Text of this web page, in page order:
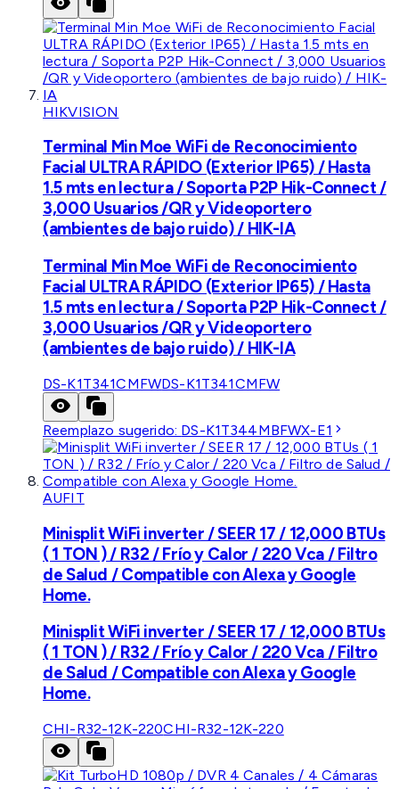
HIKVISION
Terminal Min Moe WiFi de Reconocimiento
Facial ULTRA RÁPIDO (Exterior IP65) / Hasta
1.5 mts en lectura / Soporta P2P Hik-Connect /
3,000 Usuarios /QR y Videoportero
(ambientes de bajo ruido) / HIK-IA
Terminal Min Moe WiFi de Reconocimiento
Facial ULTRA RÁPIDO (Exterior IP65) / Hasta
1.5 mts en lectura / Soporta P2P Hik-Connect /
3,000 Usuarios /QR y Videoportero
(ambientes de bajo ruido) / HIK-IA
DS-K1T341CMFWDS-K1T341CMFW
Reemplazo sugerido: DS-K1T344MBFWX-E1
AUFIT
Minisplit WiFi inverter / SEER 17 / 12,000 BTUs
( 1 TON ) / R32 / Frío y Calor / 220 Vca / Filtro
de Salud / Compatible con Alexa y Google
Home.
Minisplit WiFi inverter / SEER 17 / 12,000 BTUs
( 1 TON ) / R32 / Frío y Calor / 220 Vca / Filtro
de Salud / Compatible con Alexa y Google
Home.
CHI-R32-12K-220CHI-R32-12K-220